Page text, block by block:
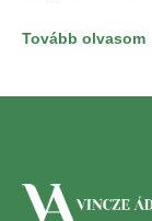
Tovább olvasom